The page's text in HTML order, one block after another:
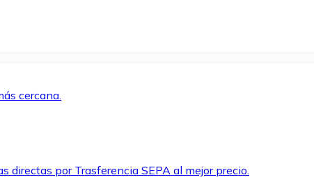
cercana.
directas por Trasferencia SEPA al mejor precio.